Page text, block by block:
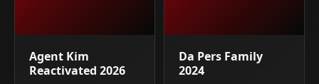
Agent Kim
Reactivated 2026
Da Pers Family
2024